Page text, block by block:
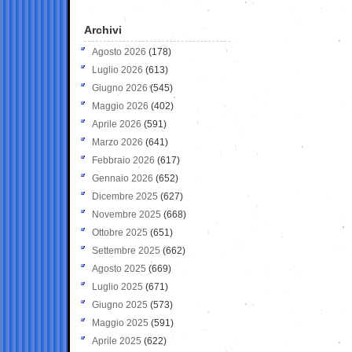
Archivi
Agosto 2026 (178)
Luglio 2026 (613)
Giugno 2026 (545)
Maggio 2026 (402)
Aprile 2026 (591)
Marzo 2026 (641)
Febbraio 2026 (617)
Gennaio 2026 (652)
Dicembre 2025 (627)
Novembre 2025 (668)
Ottobre 2025 (651)
Settembre 2025 (662)
Agosto 2025 (669)
Luglio 2025 (671)
Giugno 2025 (573)
Maggio 2025 (591)
Aprile 2025 (622)